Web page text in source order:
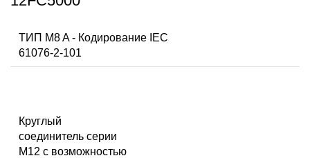
ТИП M8 A - Кодирование IEC
61076-2-101
Круглый
соединитель серии
M12 с возможностью